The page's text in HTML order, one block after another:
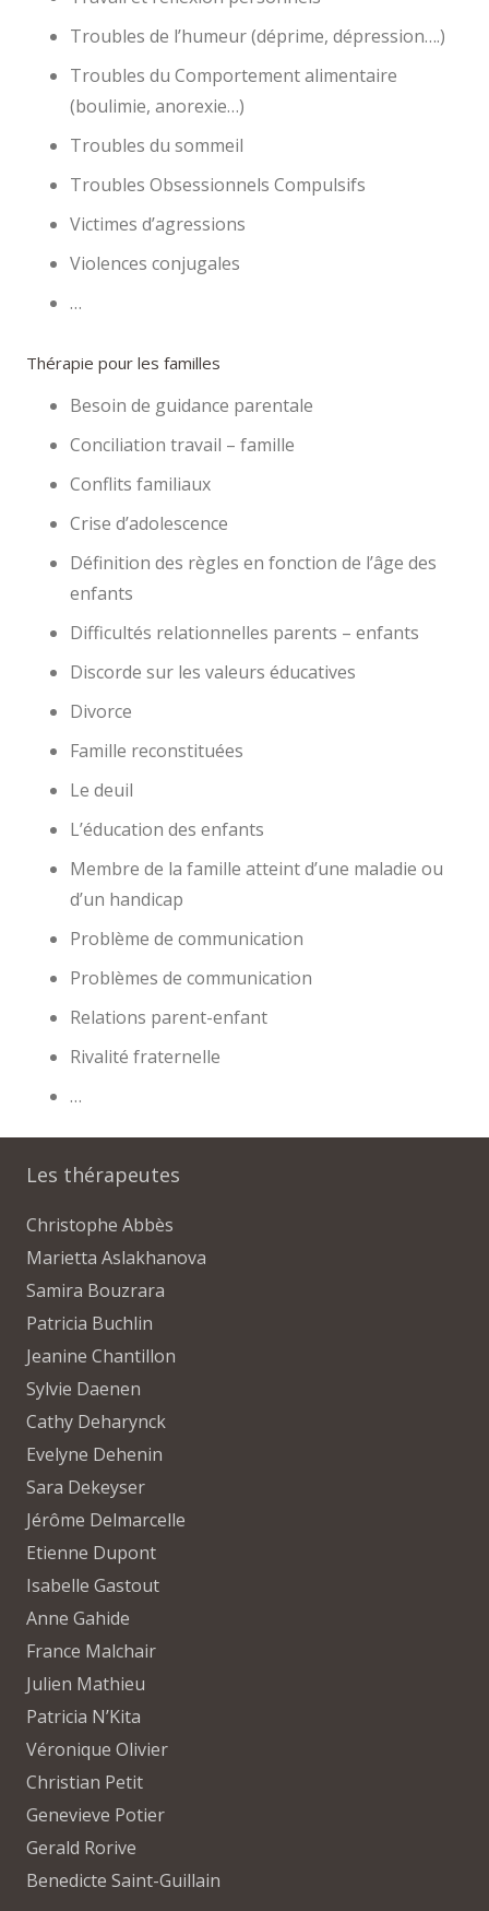
Troubles de l’humeur (déprime, dépression….)
Troubles du Comportement alimentaire
(boulimie, anorexie…)
Troubles du sommeil
Troubles Obsessionnels Compulsifs
Victimes d’agressions
Violences conjugales
…
Thérapie pour les familles
Besoin de guidance parentale
Conciliation travail – famille
Conflits familiaux
Crise d’adolescence
Définition des règles en fonction de l’âge des
enfants
Difficultés relationnelles parents – enfants
Discorde sur les valeurs éducatives
Divorce
Famille reconstituées
Le deuil
L’éducation des enfants
Membre de la famille atteint d’une maladie ou
d’un handicap
Problème de communication
Problèmes de communication
Relations parent-enfant
Rivalité fraternelle
…
Les thérapeutes
Christophe Abbès
Marietta Aslakhanova
Samira Bouzrara
Patricia Buchlin
Jeanine Chantillon
Sylvie Daenen
Cathy Deharynck
Evelyne Dehenin
Sara Dekeyser
Jérôme Delmarcelle
Etienne Dupont
Isabelle Gastout
Anne Gahide
France Malchair
Julien Mathieu
Patricia N’Kita
Véronique Olivier
Christian Petit
Genevieve Potier
Gerald Rorive
Benedicte Saint-Guillain